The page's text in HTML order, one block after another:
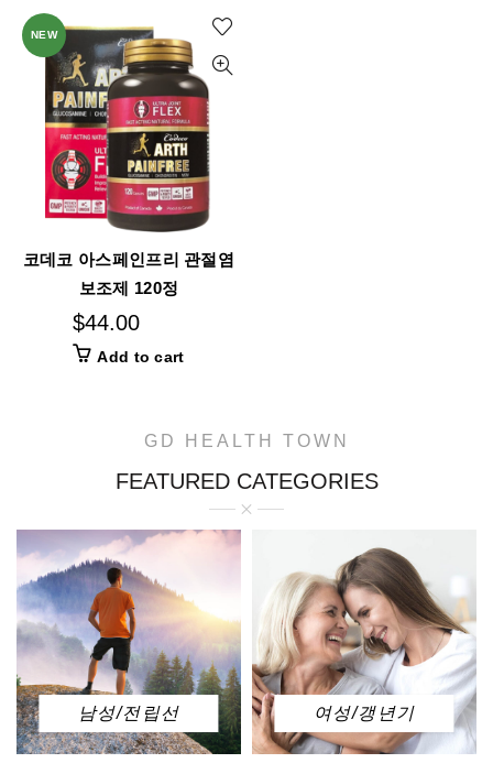
NEW
코데코 아스페인프리 관절염
보조제 120정
$44.00
Add to cart
GD HEALTH TOWN
FEATURED CATEGORIES
남성/전립선 여성/갱년기